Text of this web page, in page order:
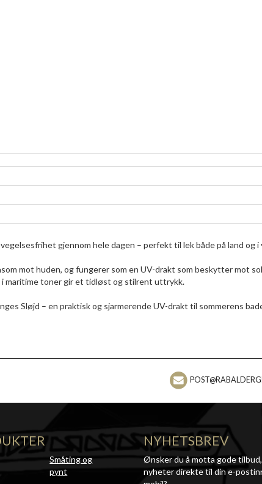
gjennom hele dagen – perfekt til lek både på land og i
mot huden, og fungerer som en UV-drakt som beskytter mot
maritime toner gir et tidløst og stilrent uttrykk.
Sløjd – en praktisk og sjarmerende UV-drakt til sommerens
Småting og
pynt
NYHETSBREV
Ønsker du å motta gode
nyheter direkte til din e-